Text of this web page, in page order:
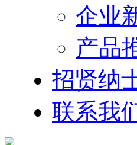
企业
产品
招贤纳
联系我